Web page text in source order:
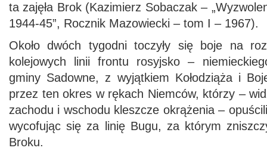
ta zajęła Brok (Kazimierz Sobaczak –
1944-45”, Rocznik Mazowiecki – tom I – 1967).
Około dwóch tygodni toczyły się boje na
kolejowych linii frontu rosyjsko –
gminy Sadowne, z wyjątkiem Kołodziąża i
przez ten okres w rękach Niemców, którzy –
zachodu i wschodu kleszcze okrążenia –
wycofując się za linię Bugu, za którym
Broku.